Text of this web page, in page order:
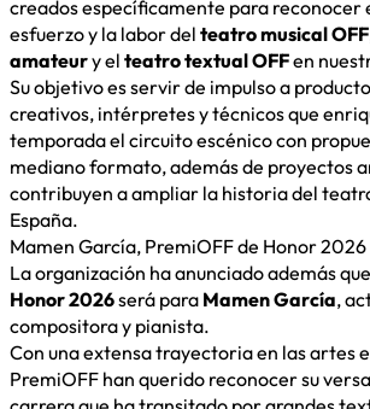
creados específicamente para reconocer
esfuerzo y la labor del teatro musical OFF
amateury el teatro textual OFFen
Su objetivo es servir de impulso a
creativos, intérpretes y técnicos que
temporada el circuito escénico con
mediano formato, además de proyectos
contribuyen a ampliar la historia del
España.
Mamen García, PremiOFF de Honor 2026
La organización ha anunciado además
Honor 2026será para Mamen García,
compositora y pianista.
Con una extensa trayectoria en las artes
PremiOFF han querido reconocer su